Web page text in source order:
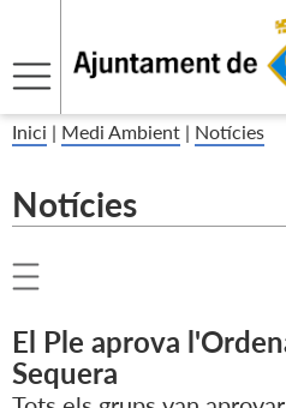
Inici | Medi Ambient | Notícies
Notícies
El Ple aprova
Sequera